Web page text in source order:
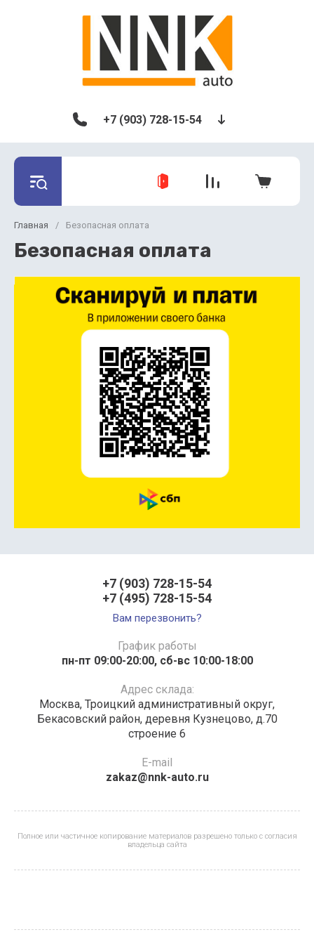
+7 (903) 728-15-54
Главная / Безопасная оплата
Безопасная оплата
+7 (903) 728-15-54
+7 (495) 728-15-54
Вам перезвонить?
График работы
пн-пт 09:00-20:00, сб-вс 10:00-18:00
Адрес склада:
Москва, Троицкий административный округ,
Бекасовский район, деревня Кузнецово, д.70
строение 6
E-mail
zakaz@nnk-auto.ru
Полное или частичное копирование материалов разрешено только с согласия
владельца сайта